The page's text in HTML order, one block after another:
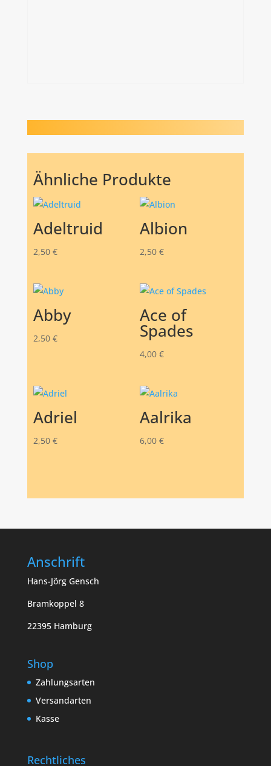
Ähnliche Produkte
Adeltruid
2,50 €
Albion
2,50 €
Abby
2,50 €
Ace of
Spades
4,00 €
Adriel
2,50 €
Aalrika
6,00 €
Anschrift
Hans-Jörg Gensch
Bramkoppel 8
22395 Hamburg
Shop
Zahlungsarten
Versandarten
Kasse
Rechtliches